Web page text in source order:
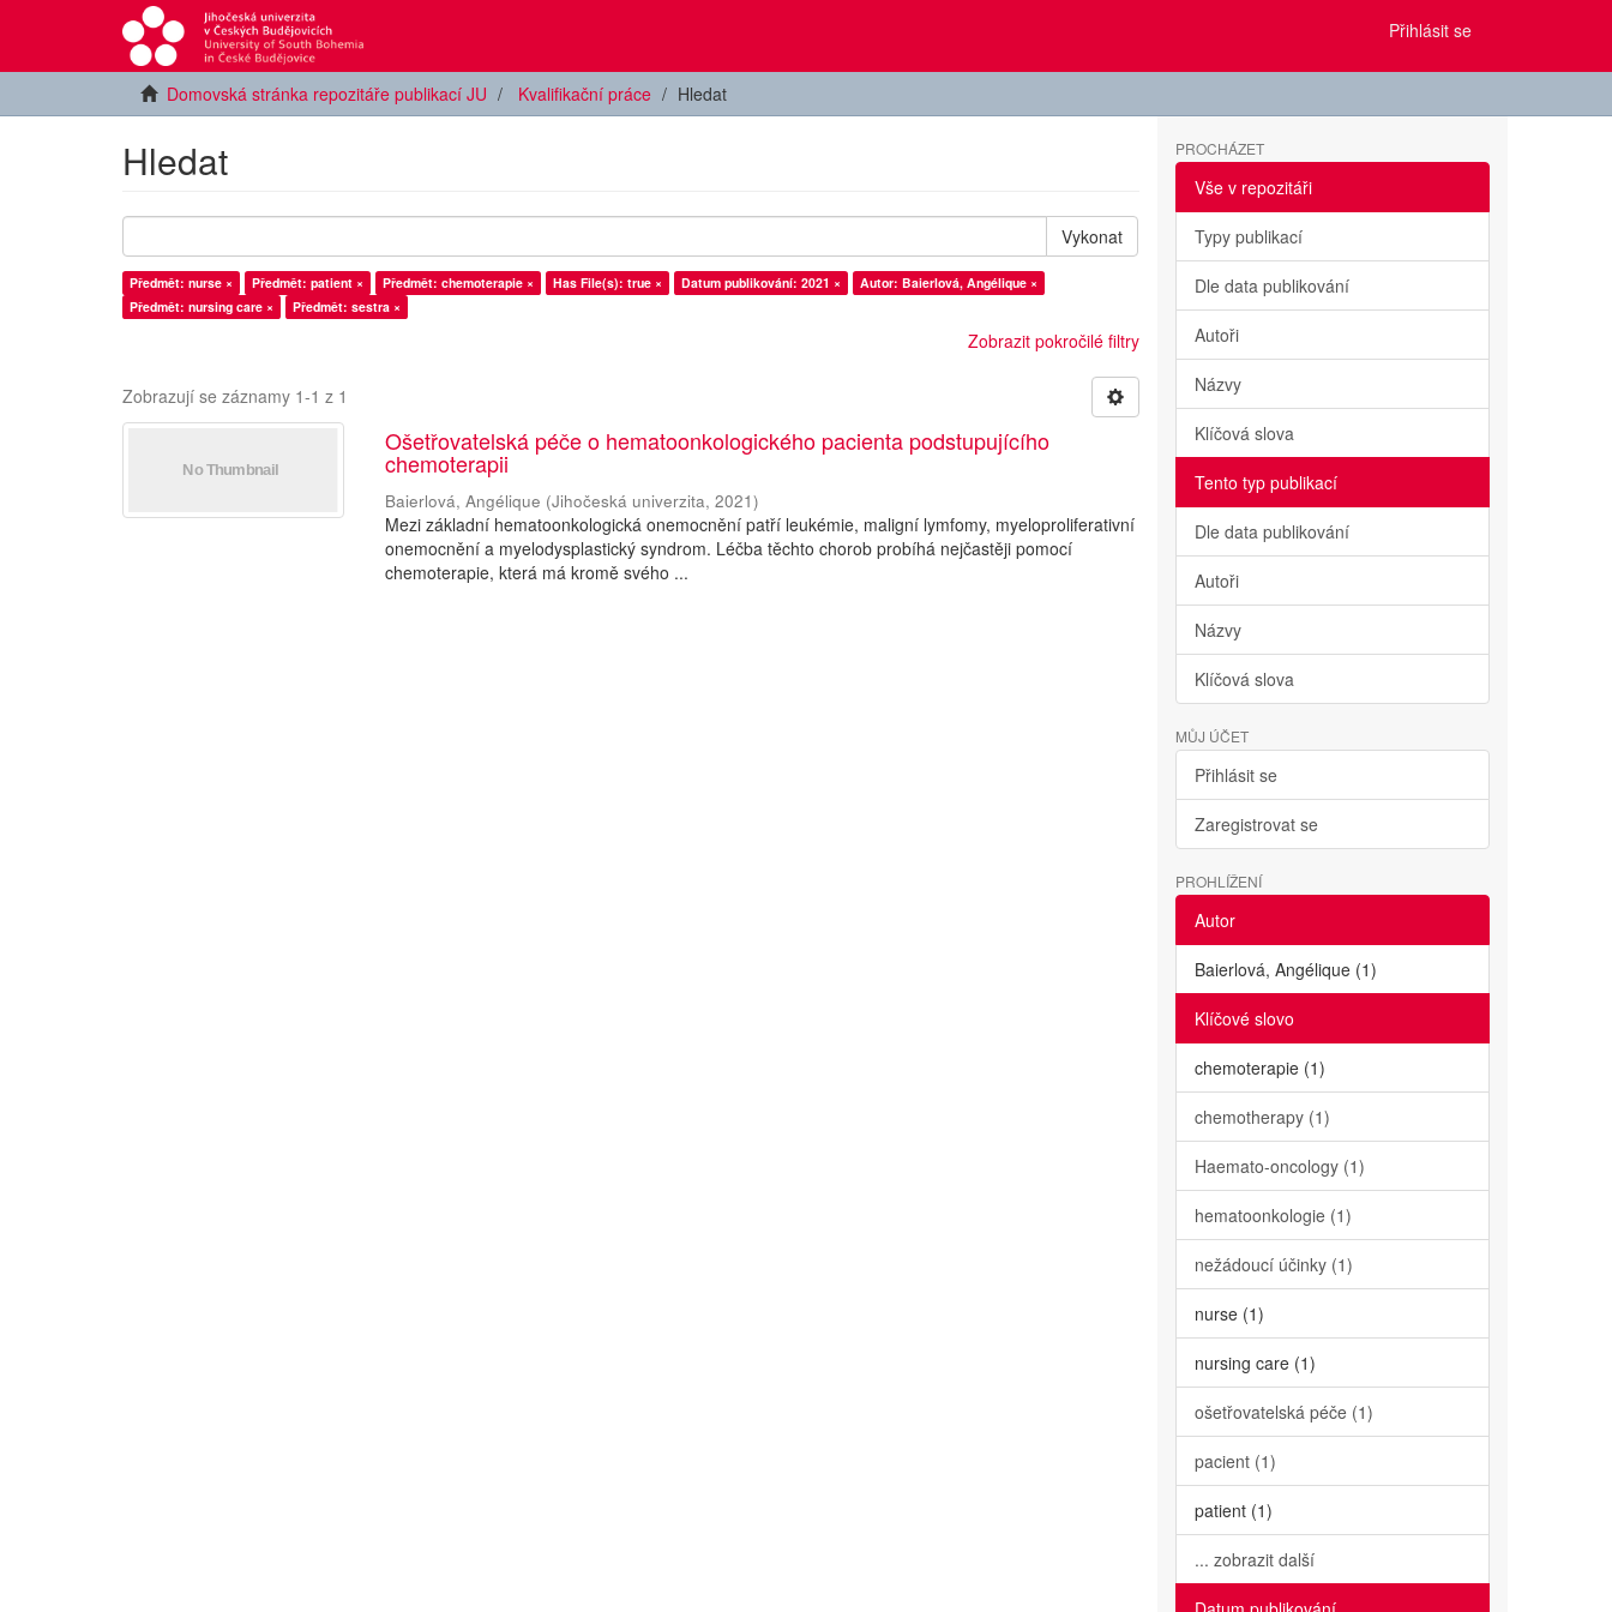
Přihlásit se
Domovská stránka repozitáře publikací JU Kvalifikační práce Hledat
Hledat
Vykonat
Předmět: nurse × Předmět: patient × Předmět: chemoterapie × Has File(s): true × Datum publikování: 2021 ×
Autor: Baierlová, Angélique ×
Předmět: nursing care ×
Předmět: sestra ×
Zobrazit pokročilé filtry
Zobrazují se záznamy 1-1 z 1
Ošetřovatelská péče o hematoonkologického pacienta podstupujícího
chemoterapii
Baierlová, Angélique (Jihočeská univerzita,2021)
Mezi základní hematoonkologická onemocnění patří leukémie, maligní lymfomy, myeloproliferativní
onemocnění a myelodysplastický syndrom. Léčba těchto chorob probíhá nejčastěji pomocí
chemoterapie, která má kromě svého ...
PROCHÁZET
Vše v repozitáři
Typy publikací
Dle data publikování
Autoři
Názvy
Klíčová slova
Tento typ publikací
Dle data publikování
Autoři
Názvy
Klíčová slova
MŮJ ÚČET
Přihlásit se
Zaregistrovat se
PROHLÍŽENÍ
Autor
Baierlová, Angélique (1)
Klíčové slovo
chemoterapie (1)
chemotherapy (1)
Haemato-oncology (1)
hematoonkologie (1)
nežádoucí účinky (1)
nurse (1)
nursing care (1)
ošetřovatelská péče (1)
pacient (1)
patient (1)
... zobrazit další